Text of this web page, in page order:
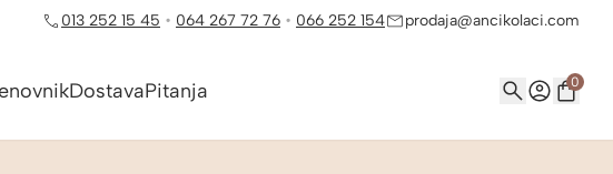
013 252 15 45 • 064 267 72 76 • 066 252 154 prodaja@ancikolaci.com
DostavaPitanja 0